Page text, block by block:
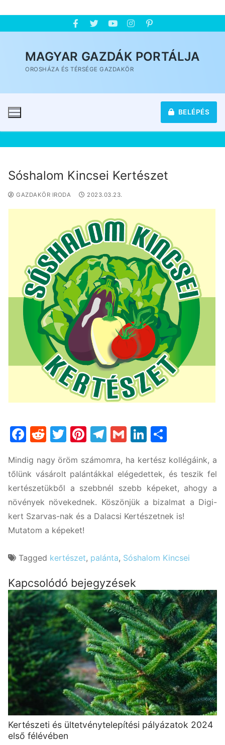
MAGYAR GAZDÁK PORTÁLJA
OROSHÁZA ÉS TÉRSÉGE GAZDAKÖR
BELÉPÉS
Sóshalom Kincsei Kertészet
GAZDAKÖR IRODA 2023.03.23.
Facebook
Reddit
Twitter
Pinterest
Telegram
GmailLinkedIn
Mindig nagy öröm számomra, ha kertész kollégáink, a
tőlünk vásárolt palántákkal elégedettek, és teszik fel
kertészetükből a szebbnél szebb képeket, ahogy a
növények növekednek. Köszönjük a bizalmat a Digi-
kert Szarvas-nak és a Dalacsi Kertészetnek is!
Mutatom a képeket!
Tagged kertészet, palánta, Sóshalom Kincsei
Kapcsolódó bejegyzések
Kertészeti és ültetvénytelepítési pályázatok 2024
első félévében